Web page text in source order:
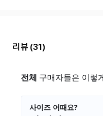
리뷰 (31)